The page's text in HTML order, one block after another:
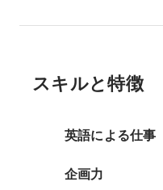
スキルと特徴
英語による仕事
企画力